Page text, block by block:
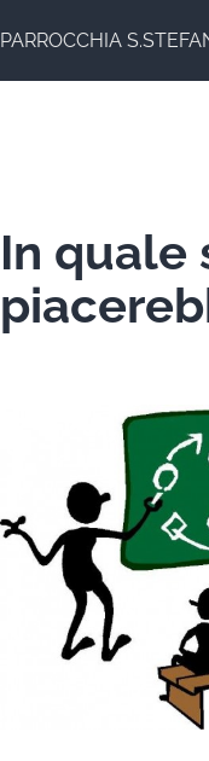
al
contenuto
PARROCCHIA
In quale